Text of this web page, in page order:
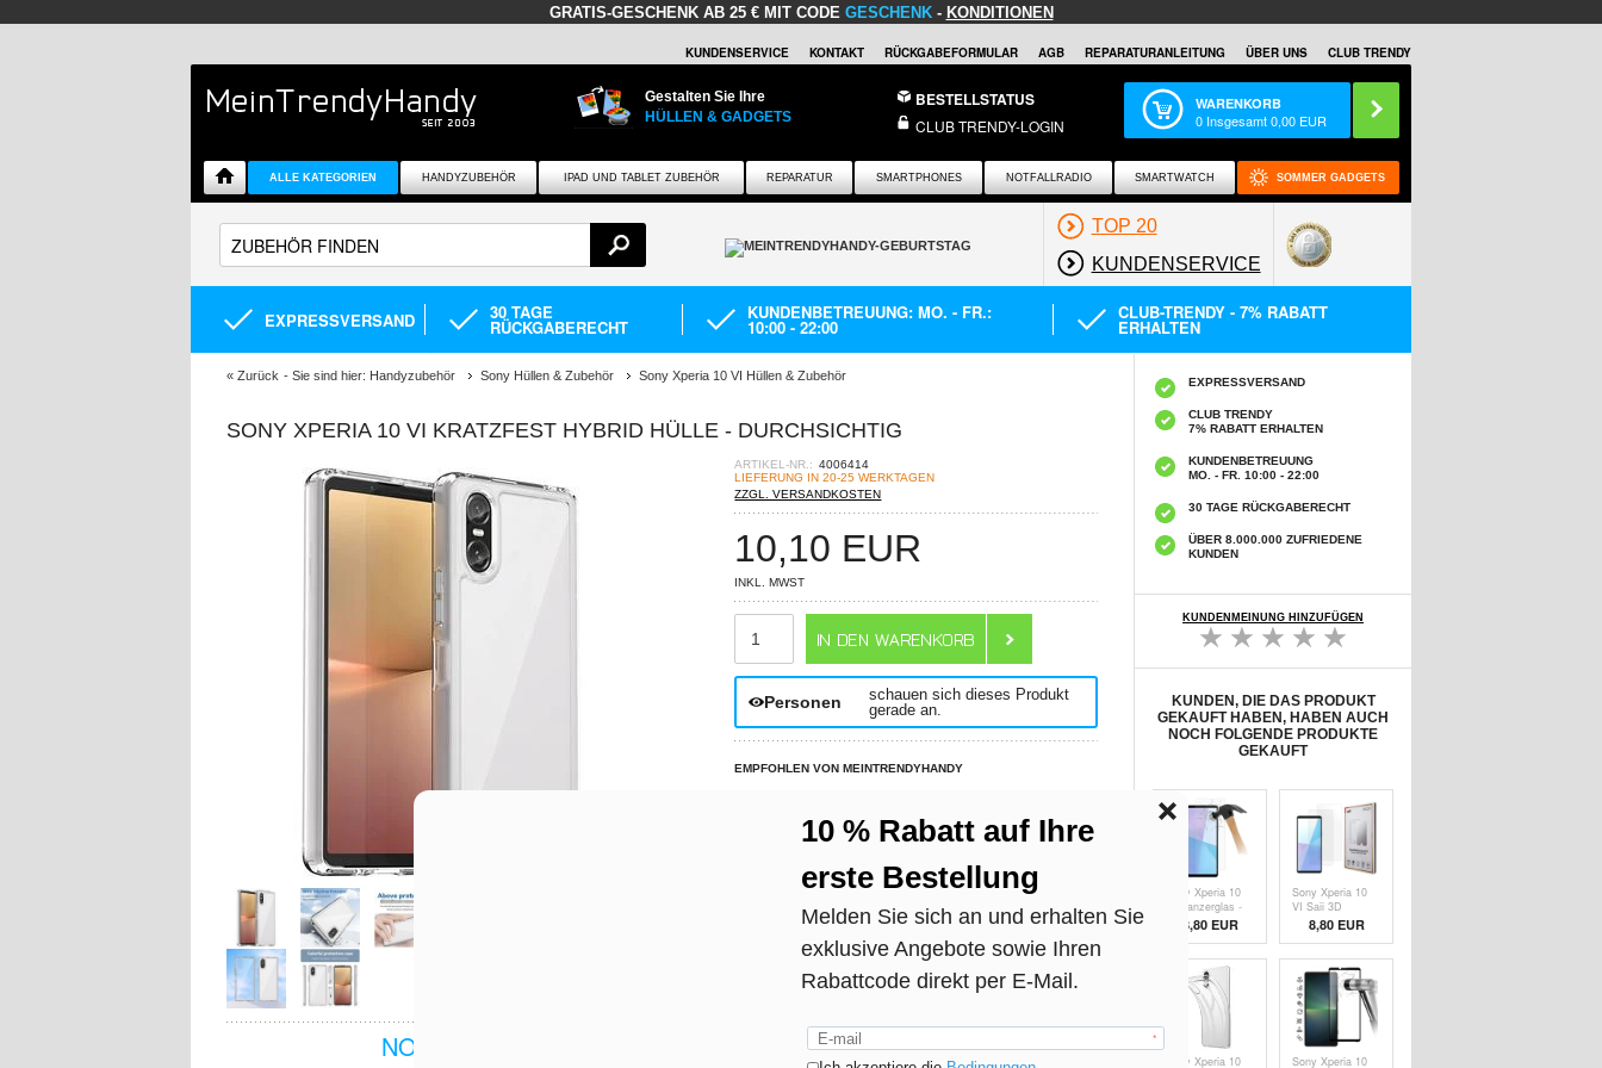
GRATIS-GESCHENK AB 25 € MIT CODE GESCHENK- KONDITIONEN
KUNDENSERVICE KONTAKT RÜCKGABEFORMULAR AGB REPARATURANLEITUNG ÜBER UNS CLUB TRENDY
Gestalten Sie Ihre
HÜLLEN & GADGETS
BESTELLSTATUS
CLUB TRENDY-LOGIN
WARENKORB
0 Insgesamt0,00 EUR
ALLE KATEGORIEN HANDYZUBEHÖR IPAD UND TABLET ZUBEHÖR REPARATUR SMARTPHONES NOTFALLRADIO SMARTWATCH SOMMER GADGETS
TOP 20
KUNDENSERVICE
EXPRESSVERSAND 30 TAGE
RÜCKGABERECHT
KUNDENBETREUUNG: MO. - FR.:
10:00 - 22:00
CLUB-TRENDY - 7% RABATT
ERHALTEN
« Zurück - Sie sind hier: Handyzubehör Sony Hüllen & Zubehör Sony Xperia 10 VI Hüllen & Zubehör
SONY XPERIA 10 VI KRATZFEST HYBRID HÜLLE - DURCHSICHTIG
ARTIKEL-NR.: 4006414
LIEFERUNG IN 20-25 WERKTAGEN
ZZGL. VERSANDKOSTEN
10,10 EUR
INKL. MWST
Personen
schauen sich dieses Produkt
gerade an.
EMPFOHLEN VON MEINTRENDYHANDY
NOCH FRAGEN? WIR HELFEN WEITER! LIVE CHAT
EXPRESSVERSAND
CLUB TRENDY
7% RABATT ERHALTEN
KUNDENBETREUUNG
MO. - FR. 10:00 - 22:00
30 TAGE RÜCKGABERECHT
ÜBER 8.000.000 ZUFRIEDENE
KUNDEN
KUNDENMEINUNG HINZUFÜGEN
KUNDEN, DIE DAS PRODUKT
GEKAUFT HABEN, HABEN AUCH
NOCH FOLGENDE PRODUKTE
GEKAUFT
Sony Xperia 10
VI Panzerglas -
9H, 0.3mm -
Case Friendly -
Durchsichtig
8,80 EUR
Sony Xperia 10
VI Saii 3D
Premium
Panzerglas - 9H -
2 Pcs.
8,80EUR
Sony Xperia 10
Sony Xperia 10